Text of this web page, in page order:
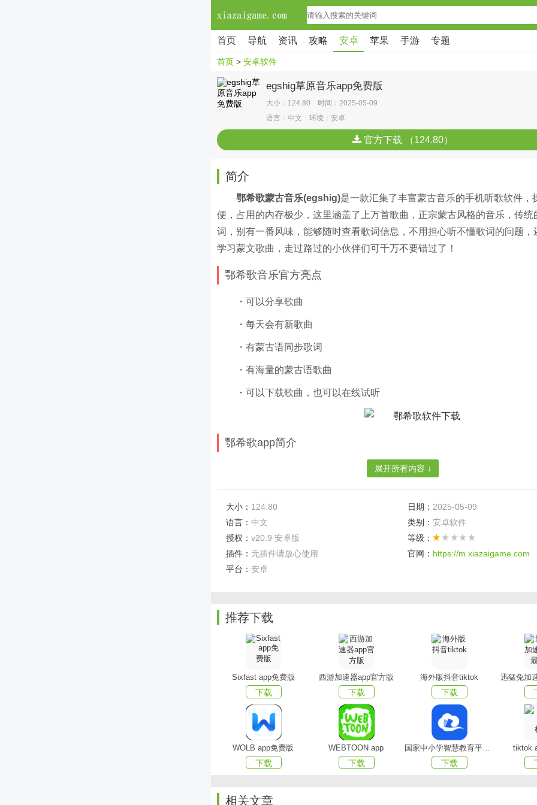
首页 导航 资讯 攻略 安卓 苹果 手游 专题
首页 > 安卓软件
egshig草原音乐app免费版
大小：124.80 时间：2025-05-09
语言：中文 环境：安卓
官方下载 （124.80）
简介
鄂希歌蒙古音乐(egshig)是一款汇集了丰富蒙古音乐的手机听歌软件，
便，占用的内存极少，这里涵盖了上万首歌曲，正宗蒙古风格的音乐，传统
词，别有一番风味，能够随时查看歌词信息，不用担心听不懂歌词的问题，
学习蒙文歌曲，走过路过的小伙伴们可千万不要错过了！
鄂希歌音乐官方亮点
・可以分享歌曲
・每天会有新歌曲
・有蒙古语同步歌词
・有海量的蒙古语歌曲
・可以下载歌曲，也可以在线试听
鄂希歌app简介
鄂希歌全平台支持的传统蒙古语软件，传统蒙文音乐播放器。支持
多种渠道。
应用特色
1、多种不同的音频播放模式，如单曲循环、列表循环、顺序播放等；
播放；
4、智能推送音乐歌单，让大家在使用软件的同时，能够收听自己喜欢的
- 带来非常丰富的蒙古音乐，并且各种风格的蒙古音乐都可以自由收听
- 不断更新带来更多值得一听的蒙古音乐，让远在他乡的你也能收听家乡
- 喜欢的音乐都能便捷查找，还能专注收听自己喜欢的音乐，满足听音乐
- 自由查看音乐播放记录，不用担心丢失喜欢音频的问题，能够随意播放
展开所有内容 ↓
大小： 124.80 日期： 2025-05-09
语言： 中文 类别： 安卓软件
授权： v20.9 安卓版
等级：
插件： 无插件请放心使用 官网： https://m.xiazaigame.com
平台： 安卓
推荐下载
Sixfast app免费版
下载
西游加速器app官方版
下载
海外版抖音tiktok
下载
迅猛兔加
WOLB app免费版
下载
WEBTOON app
下载
国家中小学智慧教育平台app(智慧中小学)
下载
tiktok
相关文章